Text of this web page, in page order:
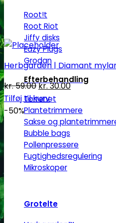
Root!t
Root Riot
Jiffy disks
Eazy Plugs
Grodan
Efterbehandling
Tørrenet
Plantetrimmere
Sakse og
Bubble bags
Pollenpressere
Fugtighedsregulering
Mikroskoper
Grotelte
Herbgarden | Diamant
kr.59.00Den
oprindelige
pris
var:
kr. 59.00.
kr.30.00Den
pris
er:
Tilføj til kurv
-50%